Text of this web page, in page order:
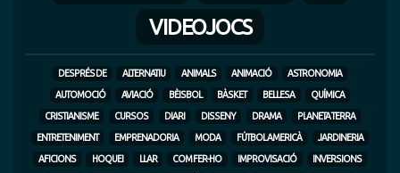
VIDEOJOCS
DESPRÉS DE ALTERNATIU ANIMALS ANIMACIÓ
ASTRONOMIA
AUTOMOCIÓ
AVIACIÓ BÈISBOL BÀSKET BELLESA
QUÍMICA
CRISTIANISME
CURSOS DIARI DISSENY DRAMA
PLANETA TERRA
ENTRETENIMENT
EMPRENADORIA MODA FÚTBOL AMERICÀ
JARDINERIA
AFICIONS
HOQUEI LLAR COM FER-HO IMPROVISACIÓ
INVERSIONS